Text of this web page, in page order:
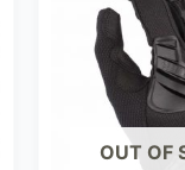
OUT OF